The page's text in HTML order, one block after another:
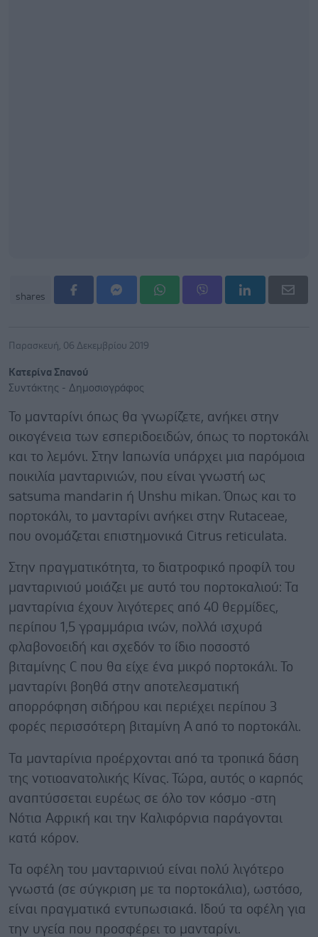
shares
Παρασκευή, 06 Δεκεμβρίου 2019
Κατερίνα Σπανού
Συντάκτης - Δημοσιογράφος
To μανταρίνι όπως θα γνωρίζετε, ανήκει στην
οικογένεια των εσπεριδοειδών, όπως το πορτοκάλι
και το λεμόνι. Στην Ιαπωνία υπάρχει μια παρόμοια
ποικιλία μανταρινιών, που είναι γνωστή ως
satsuma mandarin ή Unshu mikan. Όπως και το
πορτοκάλι, το μανταρίνι ανήκει στην Rutaceae,
που ονομάζεται επιστημονικά Citrus reticulata.
Στην πραγματικότητα, το διατροφικό προφίλ του
μανταρινιού μοιάζει με αυτό του πορτοκαλιού: Τα
μανταρίνια έχουν λιγότερες από 40 θερμίδες,
περίπου 1,5 γραμμάρια ινών, πολλά ισχυρά
φλαβονοειδή και σχεδόν το ίδιο ποσοστό
βιταμίνης C που θα είχε ένα μικρό πορτοκάλι. Το
μανταρίνι βοηθά στην αποτελεσματική
απορρόφηση σιδήρου και περιέχει περίπου 3
φορές περισσότερη βιταμίνη Α από το πορτοκάλι.
Τα μανταρίνια προέρχονται από τα τροπικά δάση
της νοτιοανατολικής Κίνας. Τώρα, αυτός ο καρπός
αναπτύσσεται ευρέως σε όλο τον κόσμο -στη
Νότια Αφρική και την Καλιφόρνια παράγονται
κατά κόρον.
Τα οφέλη του μανταρινιού είναι πολύ λιγότερο
γνωστά (σε σύγκριση με τα πορτοκάλια), ωστόσο,
είναι πραγματικά εντυπωσιακά. Ιδού τα οφέλη για
την υγεία που προσφέρει το μανταρίνι.